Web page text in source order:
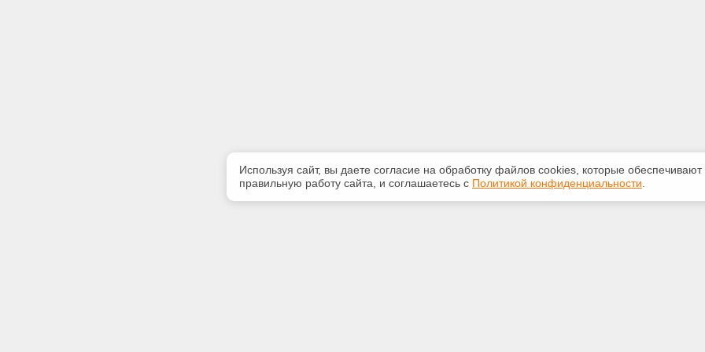
Используя сайт, вы даете согласие на обработку файлов сооkiеs, которые обеспечивают
правильную работу сайта, и соглашаетесь с Политикой конфиденциальности.